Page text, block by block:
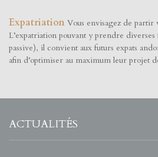
Expatriation Vous envisagez de
L’expatriation pouvant y prendre
passive), il convient aux futurs expats
afin d’optimiser au maximum leur projet
ACTUALITÉS